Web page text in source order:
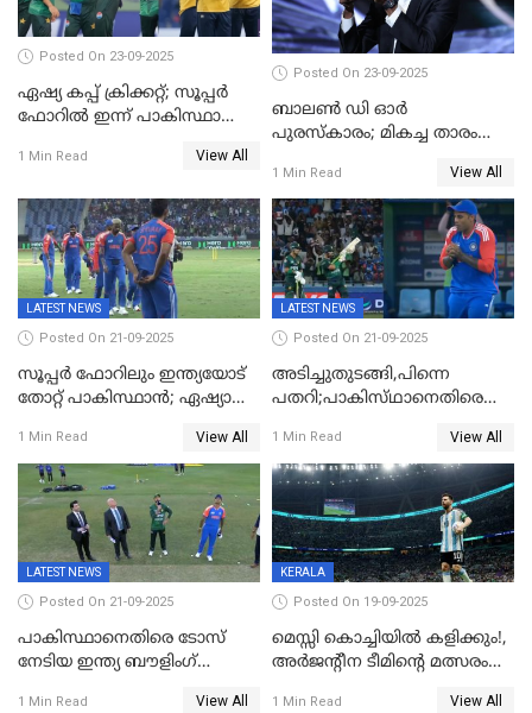
Posted On 23-09-2025
ഏഷ്യ കപ്പ് ക്രിക്കറ്റ്; സൂപ്പര്‍
ഫോറിൽ ഇന്ന് പാകിസ്ഥാനും
1 Min Read View All
Posted On 23-09-2025
ബാലണ്‍ ഡി ഓര്‍
പുരസ്‌കാരം; മികച്ച താരം
1 Min Read View All
LATEST NEWS
Posted On 21-09-2025
സൂപ്പർ ഫോറിലും ഇന്ത്യയോട്
തോറ്റ് പാകിസ്ഥാൻ; ഏഷ്യാ
ഇന്ത്യ, അഭിഷേക് ശർമ്മയ്ക്ക്
അർദ്ധ സെഞ്ച്വറി
1 Min Read View All
LATEST NEWS
Posted On 21-09-2025
അടിച്ചുതുടങ്ങി,പിന്നെ
പതറി;പാകിസ്‌ഥാനെതിരെ
വിജയലക്ഷ്യം
1 Min Read View All
LATEST NEWS
Posted On 21-09-2025
പാകിസ്ഥാനെതിരെ ടോസ്
നേടിയ ഇന്ത്യ ബൗളിംഗ്
1 Min Read View All
KERALA
Posted On 19-09-2025
മെസ്സി കൊച്ചിയിൽ കളിക്കും!,
അർജന്റീന ടീമിന്റെ മത്സരം
1 Min Read View All